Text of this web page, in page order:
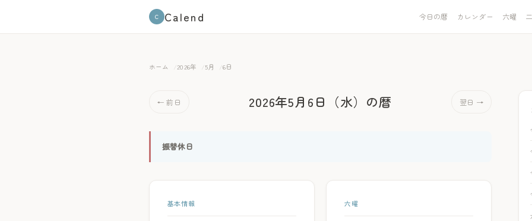
C Calend 今日の暦 カレンダー 六曜
ホーム 2026年 5月 6日
← 前日 2026年5月6日（水） の暦 翌日 →
振替休日
基本情報 六曜